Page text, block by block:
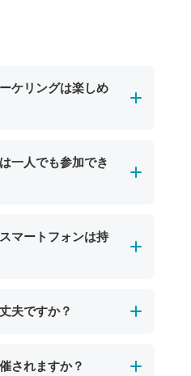
ケリングは楽しめ
もお楽しみいただけま
輪を引っ張ってポイン
一人でも参加でき
シュノーケルツアーは
現在は2名様以上でのご
何卒ご理解いただきま
マートフォンは持
む場合は、防水ケース
ください。
夫ですか？
は比較的短く、船酔い
されますか？